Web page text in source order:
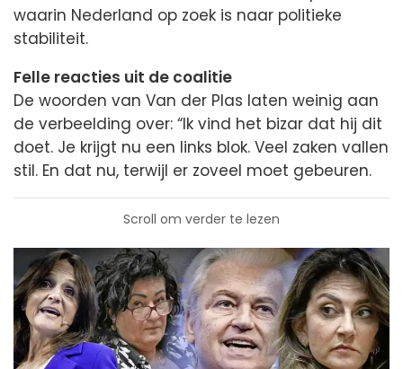
waarin Nederland op zoek is naar politieke
stabiliteit.
Felle reacties uit de coalitie
De woorden van Van der Plas laten weinig aan
de verbeelding over: “Ik vind het bizar dat hij dit
doet. Je krijgt nu een links blok. Veel zaken vallen
stil. En dat nu, terwijl er zoveel moet gebeuren.
Scroll om verder te lezen